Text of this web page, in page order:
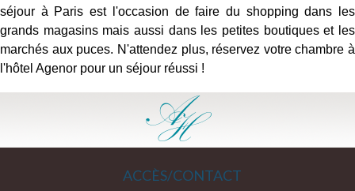
séjour à Paris est l'occasion de faire du shopping dans les
grands magasins mais aussi dans les petites boutiques et les
marchés aux puces. N'attendez plus, réservez votre chambre à
l'hôtel Agenor pour un séjour réussi !
ACCÈS/CONTACT